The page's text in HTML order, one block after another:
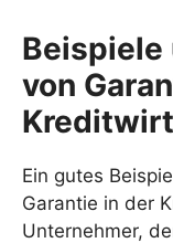
Beispiele
von
Ein gutes
Garantie in der
Unternehmer,